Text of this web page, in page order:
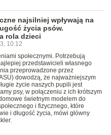
najsilniej wpływają na
życia psów.
rola dzieci
10:12
społecznymi. Potrzebują
przedstawicieli własnego
przeprowadzone przez
dowodzą, że najważniejszym
życie naszych pupili jest
psy, w połączeniu z ich krótszym
świetnym modelem do
i fizycznego, które
i długość życia, mówi główny